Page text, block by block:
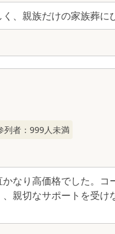
、親族だけの家族葬に
列者： 999人未満
なり高価格でした。
親切なサポートを受